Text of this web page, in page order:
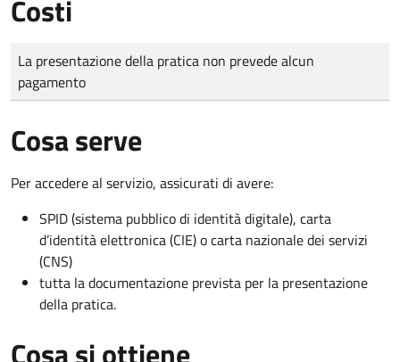
Costi
Tipo di pagamento
Importo
La presentazione della pratica non prevede alcun
pagamento
Cosa serve
Per accedere al servizio, assicurati di avere:
SPID (sistema pubblico di identità digitale), carta
d’identità elettronica (CIE) o carta nazionale dei servizi
(CNS)
tutta la documentazione prevista per la presentazione
della pratica.